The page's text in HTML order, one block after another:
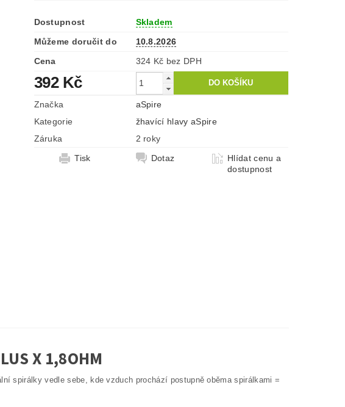
Dostupnost
Skladem
Můžeme doručit do
10.8.2026
Cena
324 Kč bez DPH
392 Kč
Značka
aSpire
Kategorie
žhavící hlavy aSpire
Záruka
2 roky
Tisk
Dotaz
Hlídat cenu a
dostupnost
X 1,8OHM
spirálky vedle sebe, kde vzduch prochází postupně oběma spirálkami =